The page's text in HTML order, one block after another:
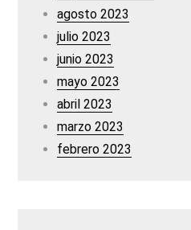
agosto 2023
julio 2023
junio 2023
mayo 2023
abril 2023
marzo 2023
febrero 2023